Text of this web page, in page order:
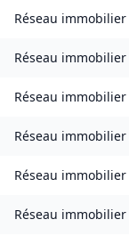
Réseau immobilier
Réseau immobilier
Réseau immobilier
Réseau immobilier
Réseau immobilier
Réseau immobilier